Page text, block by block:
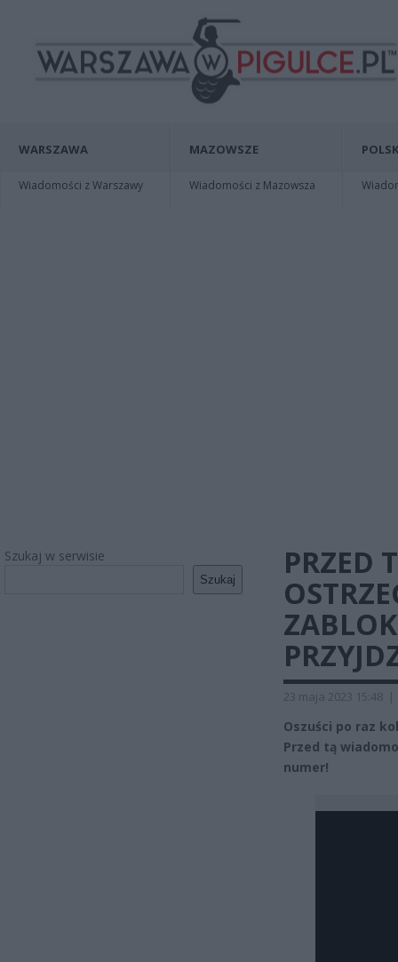
WARSZAWA
Wiadomości z Warszawy
MAZOWSZE
Wiadomości z Mazowsza
Szukaj w serwisie
Szukaj
PRZED
23 maja 2023 15:48 |
Oszuści po raz
Przed tą
numer!